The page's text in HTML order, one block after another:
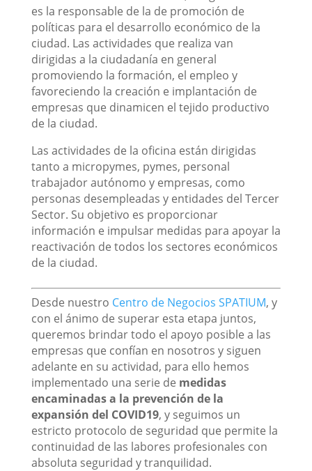
es la responsable de la de promoción de
políticas para el desarrollo económico de la
ciudad. Las actividades que realiza van
dirigidas a la ciudadanía en general
promoviendo la formación, el empleo y
favoreciendo la creación e implantación de
empresas que dinamicen el tejido productivo
de la ciudad.
Las actividades de la oficina están dirigidas
tanto a micropymes, pymes, personal
trabajador autónomo y empresas, como
personas desempleadas y entidades del Tercer
Sector. Su objetivo es proporcionar
información e impulsar medidas para apoyar la
reactivación de todos los sectores económicos
de la ciudad.
Desde nuestro Centro de Negocios SPATIUM, y
con el ánimo de superar esta etapa juntos,
queremos brindar todo el apoyo posible a las
empresas que confían en nosotros y siguen
adelante en su actividad, para ello hemos
implementado una serie de medidas
encaminadas a la prevención de la
expansión del COVID19, y seguimos un
estricto protocolo de seguridad que permite la
continuidad de las labores profesionales con
absoluta seguridad y tranquilidad.